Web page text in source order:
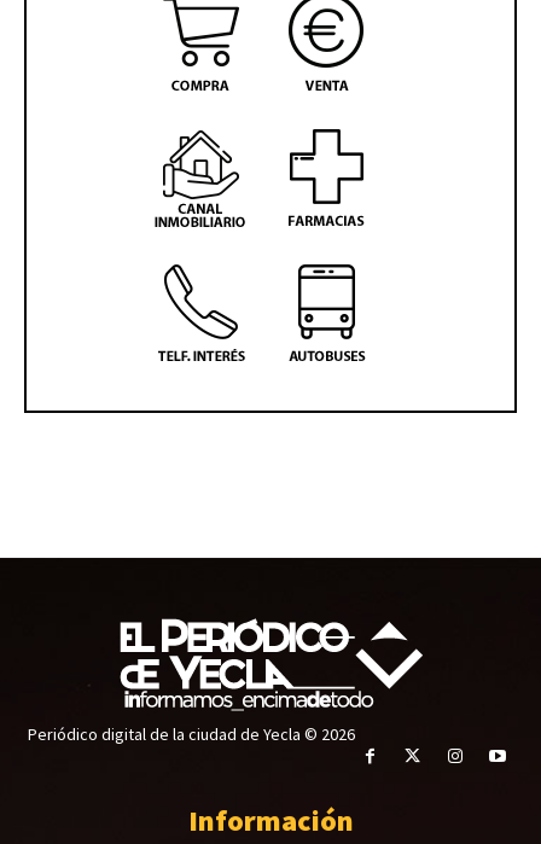
Periódico digital de la ciudad de Yecla © 2026
Información